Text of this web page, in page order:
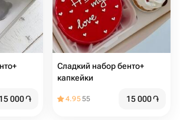
15 000֏
Сладкий набор бенто+
капкейки
4.9555 15 000֏